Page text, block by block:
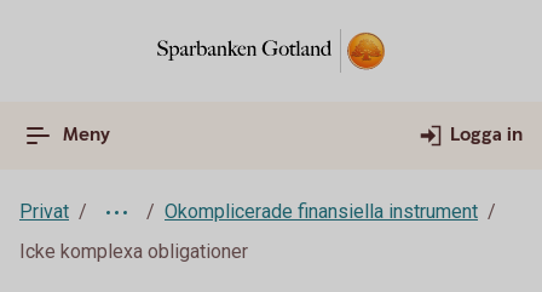
Meny Logga in
Privat
Okomplicerade finansiella instrument
Icke komplexa obligationer